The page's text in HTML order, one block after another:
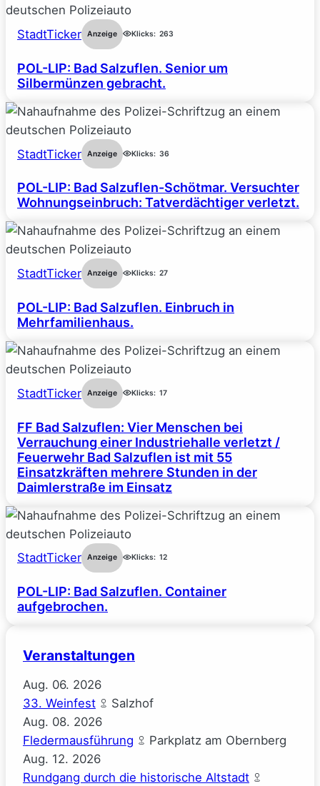
StadtTicker Anzeige Klicks: 263
POL-LIP: Bad Salzuflen. Senior um
Silbermünzen gebracht.
StadtTicker Anzeige Klicks: 36
POL-LIP: Bad Salzuflen-Schötmar. Versuchter
Wohnungseinbruch: Tatverdächtiger verletzt.
StadtTicker Anzeige Klicks: 27
POL-LIP: Bad Salzuflen. Einbruch in
Mehrfamilienhaus.
StadtTicker Anzeige Klicks: 17
FF Bad Salzuflen: Vier Menschen bei
Verrauchung einer Industriehalle verletzt /
Feuerwehr Bad Salzuflen ist mit 55
Einsatzkräften mehrere Stunden in der
Daimlerstraße im Einsatz
StadtTicker Anzeige Klicks: 12
POL-LIP: Bad Salzuflen. Container
aufgebrochen.
Veranstaltungen
Aug. 06. 2026
33. Weinfest
Salzhof
Aug. 08. 2026
Fledermausführung
Parkplatz am Obernberg
Aug. 12. 2026
Rundgang durch die historische Altstadt